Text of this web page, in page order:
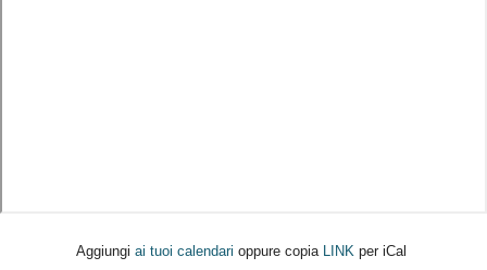
Aggiungi ai tuoi calendari oppure copia LINK per iCal